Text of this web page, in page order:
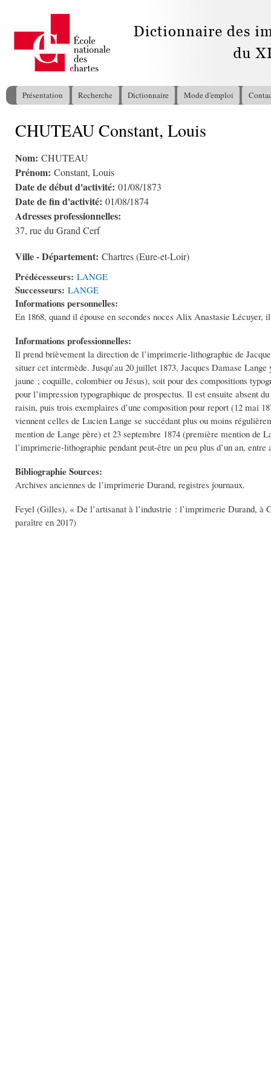
Menu principal
Présentation Recherche Dictionnaire Mode d'emploi
Vous êtes ici
CHUTEAU Constant, Louis
Nom: CHUTEAU
Prénom: Constant, Louis
Date de début d'activité: 01/08/1873
Date de fin d'activité: 01/08/1874
Adresses professionnelles:
37, rue du Grand Cerf
Ville - Département: Chartres (Eure-et-Loir)
Prédécesseurs: LANGE
Successeurs: LANGE
Informations personnelles:
En 1868, quand il épouse en secondes noces Alix Anastasie Lécuyer,
Informations professionnelles:
Il prend brièvement la direction de l’imprimerie-lithographie de
situer cet intermède. Jusqu’au 20 juillet 1873, Jacques Damase
jaune ; coquille, colombier ou Jésus), soit pour des compositions
pour l’impression typographique de prospectus. Il est ensuite absent
raisin, puis trois exemplaires d’une composition pour report (12 mai
viennent celles de Lucien Lange se succédant plus ou moins
mention de Lange père) et 23 septembre 1874 (première mention de
l’imprimerie-lithographie pendant peut-être un peu plus d’un an, entre
Bibliographie Sources:
Archives anciennes de l’imprimerie Durand, registres journaux.
Feyel (Gilles), « De l’artisanat à l’industrie : l’imprimerie Durand, à
paraître en 2017)